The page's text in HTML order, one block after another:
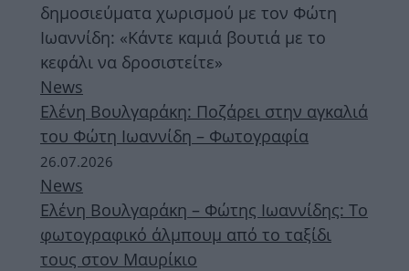
δημοσιεύματα χωρισμού με τον Φώτη
Ιωαννίδη: «Κάντε καμιά βουτιά με το
κεφάλι να δροσιστείτε»
News
Ελένη Βουλγαράκη: Ποζάρει στην αγκαλιά
του Φώτη Ιωαννίδη – Φωτογραφία
26.07.2026
News
Ελένη Βουλγαράκη – Φώτης Ιωαννίδης: Το
φωτογραφικό άλμπουμ από το ταξίδι
τους στον Μαυρίκιο